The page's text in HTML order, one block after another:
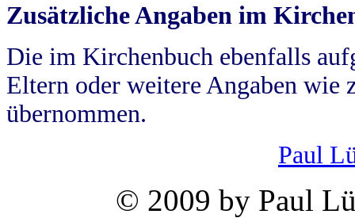
Zusätzliche Angaben im
Die im Kirchenbuch ebenfalls
Eltern oder weitere Angaben wie
übernommen.
Paul
© 2009 by Paul